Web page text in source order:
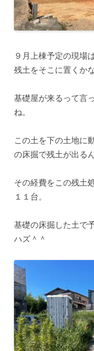
９月上棟予定の現場
残土をそこに置くか
基礎屋が来るって言
ね。
この土を下の土地に
の床掘で残土が出る
その経費をこの残土
１１台。
基礎の床掘した土で
ハズ＾＾